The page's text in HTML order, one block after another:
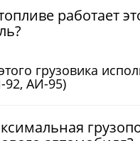
работает
грузовика
92, АИ-95)